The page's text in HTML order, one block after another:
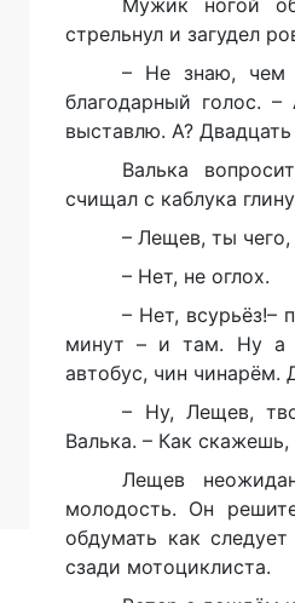
Мужик ногой
стрельнул и загудел
– Не знаю, чем
благодарный голос.
выставлю. А?
Валька
счищал с каблука
– Лещев, ты чего,
– Нет, не оглох.
– Нет, всурьёз!–
минут – и там. Ну а
автобус, чин
– Ну, Лещев,
Валька. – Как скажешь,
Лещев
молодость. Он
обдумать как
сзади мотоциклиста.